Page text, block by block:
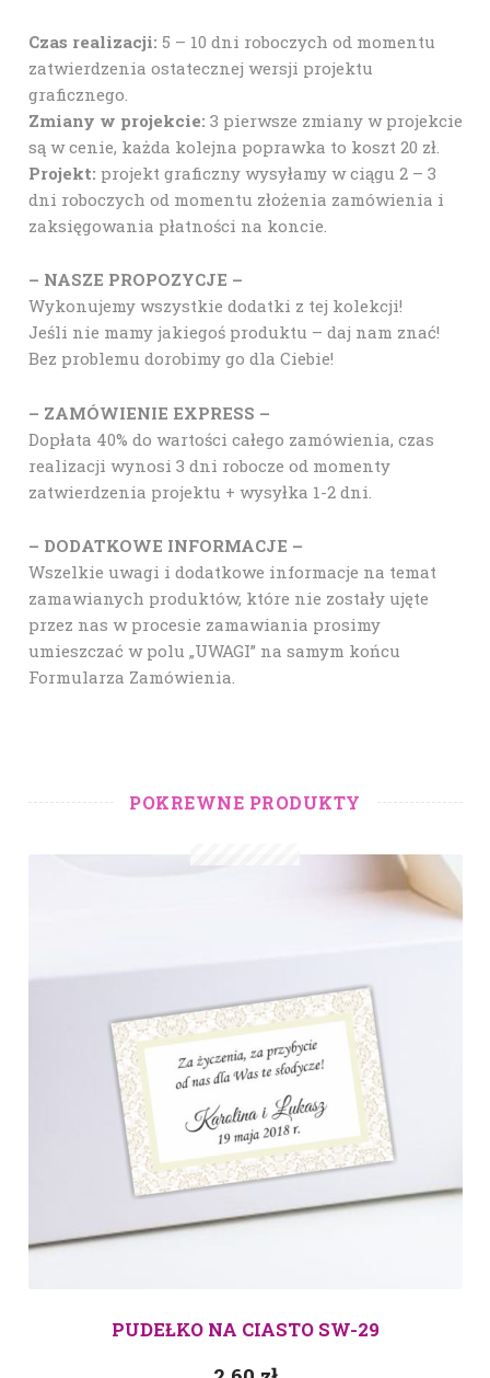
Czas realizacji: 5 – 10 dni roboczych od momentu
zatwierdzenia ostatecznej wersji projektu
graficznego.
Zmiany w projekcie: 3 pierwsze zmiany w projekcie
są w cenie, każda kolejna poprawka to koszt 20 zł.
Projekt: projekt graficzny wysyłamy w ciągu 2 – 3
dni roboczych od momentu złożenia zamówienia i
zaksięgowania płatności na koncie.
– NASZE PROPOZYCJE –
Wykonujemy wszystkie dodatki z tej kolekcji!
Jeśli nie mamy jakiegoś produktu – daj nam znać!
Bez problemu dorobimy go dla Ciebie!
– ZAMÓWIENIE EXPRESS –
Dopłata 40% do wartości całego zamówienia, czas
realizacji wynosi 3 dni robocze od momenty
zatwierdzenia projektu + wysyłka 1-2 dni.
– DODATKOWE INFORMACJE –
Wszelkie uwagi i dodatkowe informacje na temat
zamawianych produktów, które nie zostały ujęte
przez nas w procesie zamawiania prosimy
umieszczać w polu „UWAGI” na samym końcu
Formularza Zamówienia.
POKREWNE PRODUKTY
PUDEŁKO NA CIASTO SW-29